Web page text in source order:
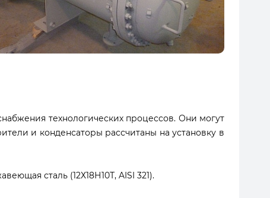
технологических процессов. Они могут
и конденсаторы рассчитаны на установку в
сталь (12Х18Н10Т, AISI 321).